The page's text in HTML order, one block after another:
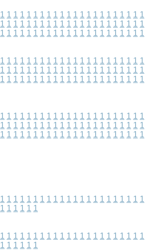
1 1 1 1 1 1 1 1 1 1 1 1 1 1 1 1 1 1 1 1 1 1
1 1 1 1 1 1 1 1 1 1 1 1 1 1 1 1 1 1 1 1 1 1
1 1 1 1 1 1 1 1 1 1 1 1 1 1 1 1 1 1 1 1 1 1
1 1 1 1 1 1 1 1 1 1 1 1 1 1 1 1 1 1 1 1 1 1
1 1 1 1 1 1 1 1 1 1 1 1 1 1 1 1 1 1 1 1 1 1
1 1 1 1 1 1 1 1 1 1 1 1 1 1 1 1 1 1 1 1 1 1
1 1 1 1 1 1 1 1 1 1 1 1 1 1 1 1 1 1 1 1 1 1
1 1 1 1 1 1 1 1 1 1 1 1 1 1 1 1 1 1 1 1 1 1
1 1 1 1 1 1 1 1 1 1 1 1 1 1 1 1 1 1 1 1 1 1
1 1 1 1 1 1 1 1 1 1 1 1 1 1 1 1 1 1 1 1 1 1
1 1 1 1 1 1
1 1 1 1 1 1 1 1 1 1 1 1 1 1 1 1 1 1 1 1 1 1
1 1 1 1 1 1